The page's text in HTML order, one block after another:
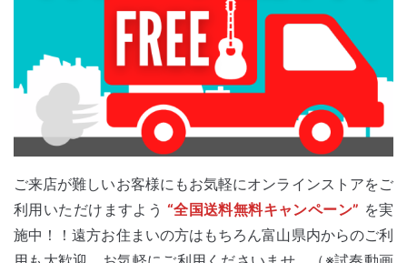
ご来店が難しいお客様にもお気軽にオンラインストアをご
利用いただけますよう “全国送料無料キャンペーン” を実
施中！！遠方お住まいの方はもちろん富山県内からのご利